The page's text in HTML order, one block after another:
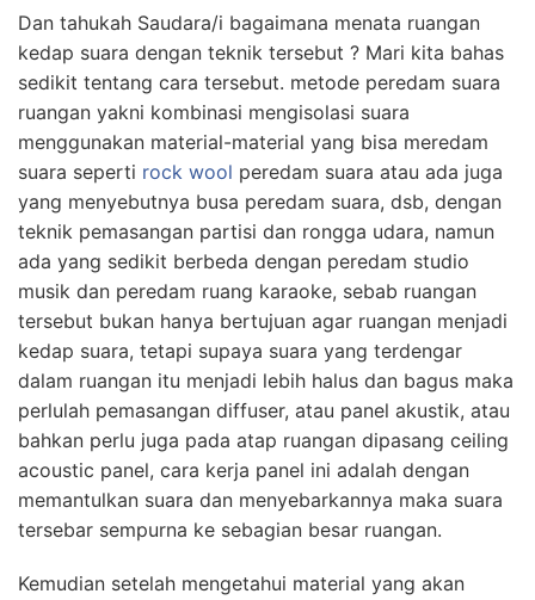
Dan tahukah Saudara/i bagaimana menata ruangan
kedap suara dengan teknik tersebut ? Mari kita bahas
sedikit tentang cara tersebut. metode peredam suara
ruangan yakni kombinasi mengisolasi suara
menggunakan material-material yang bisa meredam
suara seperti rock wool peredam suara atau ada juga
yang menyebutnya busa peredam suara, dsb, dengan
teknik pemasangan partisi dan rongga udara, namun
ada yang sedikit berbeda dengan peredam studio
musik dan peredam ruang karaoke, sebab ruangan
tersebut bukan hanya bertujuan agar ruangan menjadi
kedap suara, tetapi supaya suara yang terdengar
dalam ruangan itu menjadi lebih halus dan bagus maka
perlulah pemasangan diffuser, atau panel akustik, atau
bahkan perlu juga pada atap ruangan dipasang ceiling
acoustic panel, cara kerja panel ini adalah dengan
memantulkan suara dan menyebarkannya maka suara
tersebar sempurna ke sebagian besar ruangan.
Kemudian setelah mengetahui material yang akan